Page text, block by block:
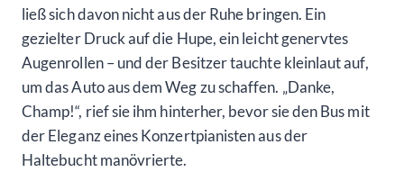
ließ sich davon nicht aus der Ruhe bringen. Ein
gezielter Druck auf die Hupe, ein leicht genervtes
Augenrollen – und der Besitzer tauchte kleinlaut auf,
um das Auto aus dem Weg zu schaffen. „Danke,
Champ!“, rief sie ihm hinterher, bevor sie den Bus mit
der Eleganz eines Konzertpianisten aus der
Haltebucht manövrierte.